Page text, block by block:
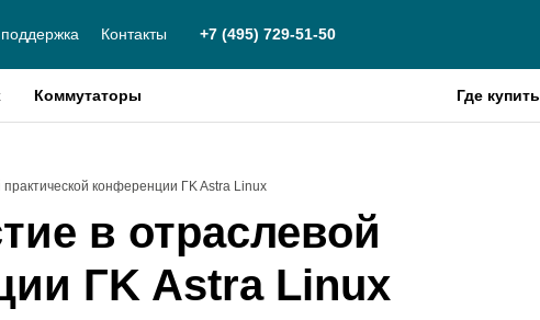
Контакты +7 (495) 729-51-50
Коммутаторы Где купить
конференции ГK Astra Linux
в отраслевой
ГK Astra Linux